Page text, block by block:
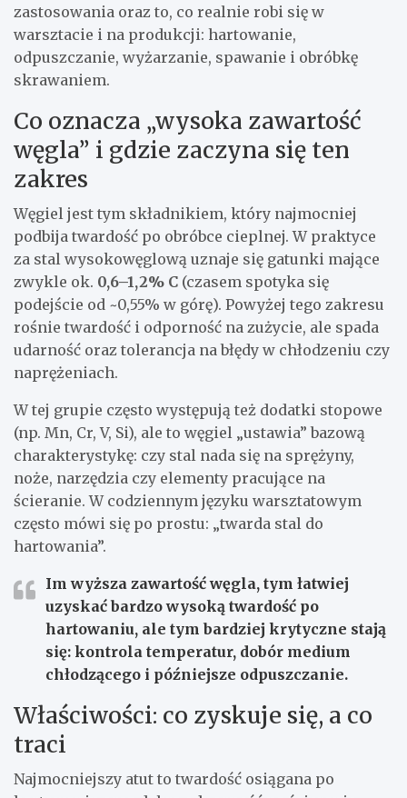
zastosowania oraz to, co realnie robi się w
warsztacie i na produkcji: hartowanie,
odpuszczanie, wyżarzanie, spawanie i obróbkę
skrawaniem.
Co oznacza „wysoka zawartość
węgla” i gdzie zaczyna się ten
zakres
Węgiel jest tym składnikiem, który najmocniej
podbija twardość po obróbce cieplnej. W praktyce
za stal wysokowęglową uznaje się gatunki mające
zwykle ok. 0,6–1,2% C (czasem spotyka się
podejście od ~0,55% w górę). Powyżej tego zakresu
rośnie twardość i odporność na zużycie, ale spada
udarność oraz tolerancja na błędy w chłodzeniu czy
naprężeniach.
W tej grupie często występują też dodatki stopowe
(np. Mn, Cr, V, Si), ale to węgiel „ustawia” bazową
charakterystykę: czy stal nada się na sprężyny,
noże, narzędzia czy elementy pracujące na
ścieranie. W codziennym języku warsztatowym
często mówi się po prostu: „twarda stal do
hartowania”.
Im wyższa zawartość węgla, tym łatwiej
uzyskać bardzo wysoką twardość po
hartowaniu, ale tym bardziej krytyczne stają
się: kontrola temperatur, dobór medium
chłodzącego i późniejsze odpuszczanie.
Właściwości: co zyskuje się, a co
traci
Najmocniejszy atut to twardość osiągana po